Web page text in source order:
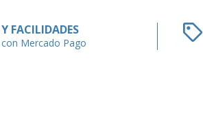
FACILIDADES
Mercado Pago